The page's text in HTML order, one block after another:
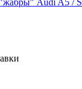
Audi A5 /